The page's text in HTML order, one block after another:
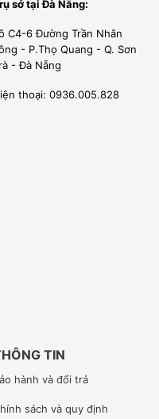
khoảng 20% tổng năng
tráng và chất tẩy rửa
dàng quan sát.
sở tại Đà Nẵng:
C4-6 Đường Trần Nhân
- P.Thọ Quang - Q. Sơn
- Đà Nẵng
thoại: 0936.005.828
TIN
hành và đổi trả
sách và quy định